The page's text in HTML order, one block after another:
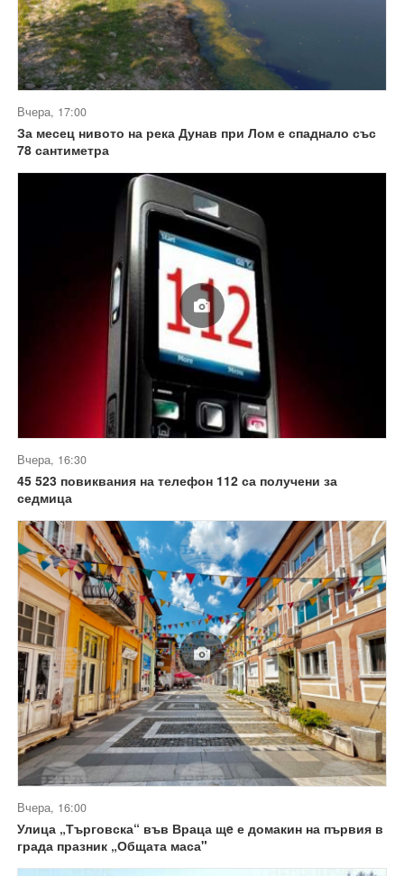
Вчера, 17:00
За месец нивото на река Дунав при Лом е спаднало със
78 сантиметра
Вчера, 16:30
45 523 повиквания на телефон 112 са получени за
седмица
Вчера, 16:00
Улица „Търговска“ във Враца щe е домакин на първия в
града празник „Общата маса"